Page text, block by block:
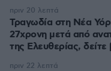
Τραγωδία στη Νέα
27χρονη μετά από
της Ελευθερίας, δείτε
πριν 20 λεπτά
πριν 22 λεπτά